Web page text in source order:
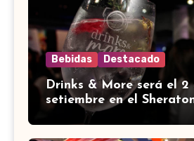
Bebidas Destacado
Drinks & More será el 2
setiembre en el